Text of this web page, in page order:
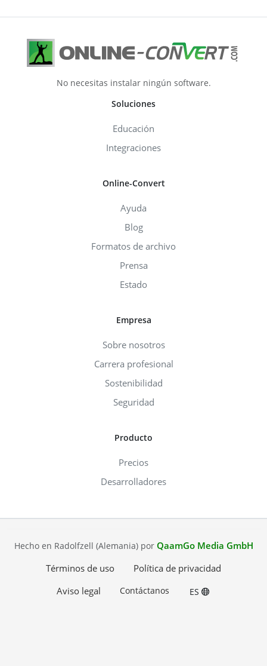
No necesitas instalar ningún software.
Soluciones
Educación
Integraciones
Online-Convert
Ayuda
Blog
Formatos de archivo
Prensa
Estado
Empresa
Sobre nosotros
Carrera profesional
Sostenibilidad
Seguridad
Producto
Precios
Desarrolladores
Hecho en Radolfzell (Alemania) por QaamGo Media GmbH
Términos de uso
Política de privacidad
Aviso legal
Contáctanos ES